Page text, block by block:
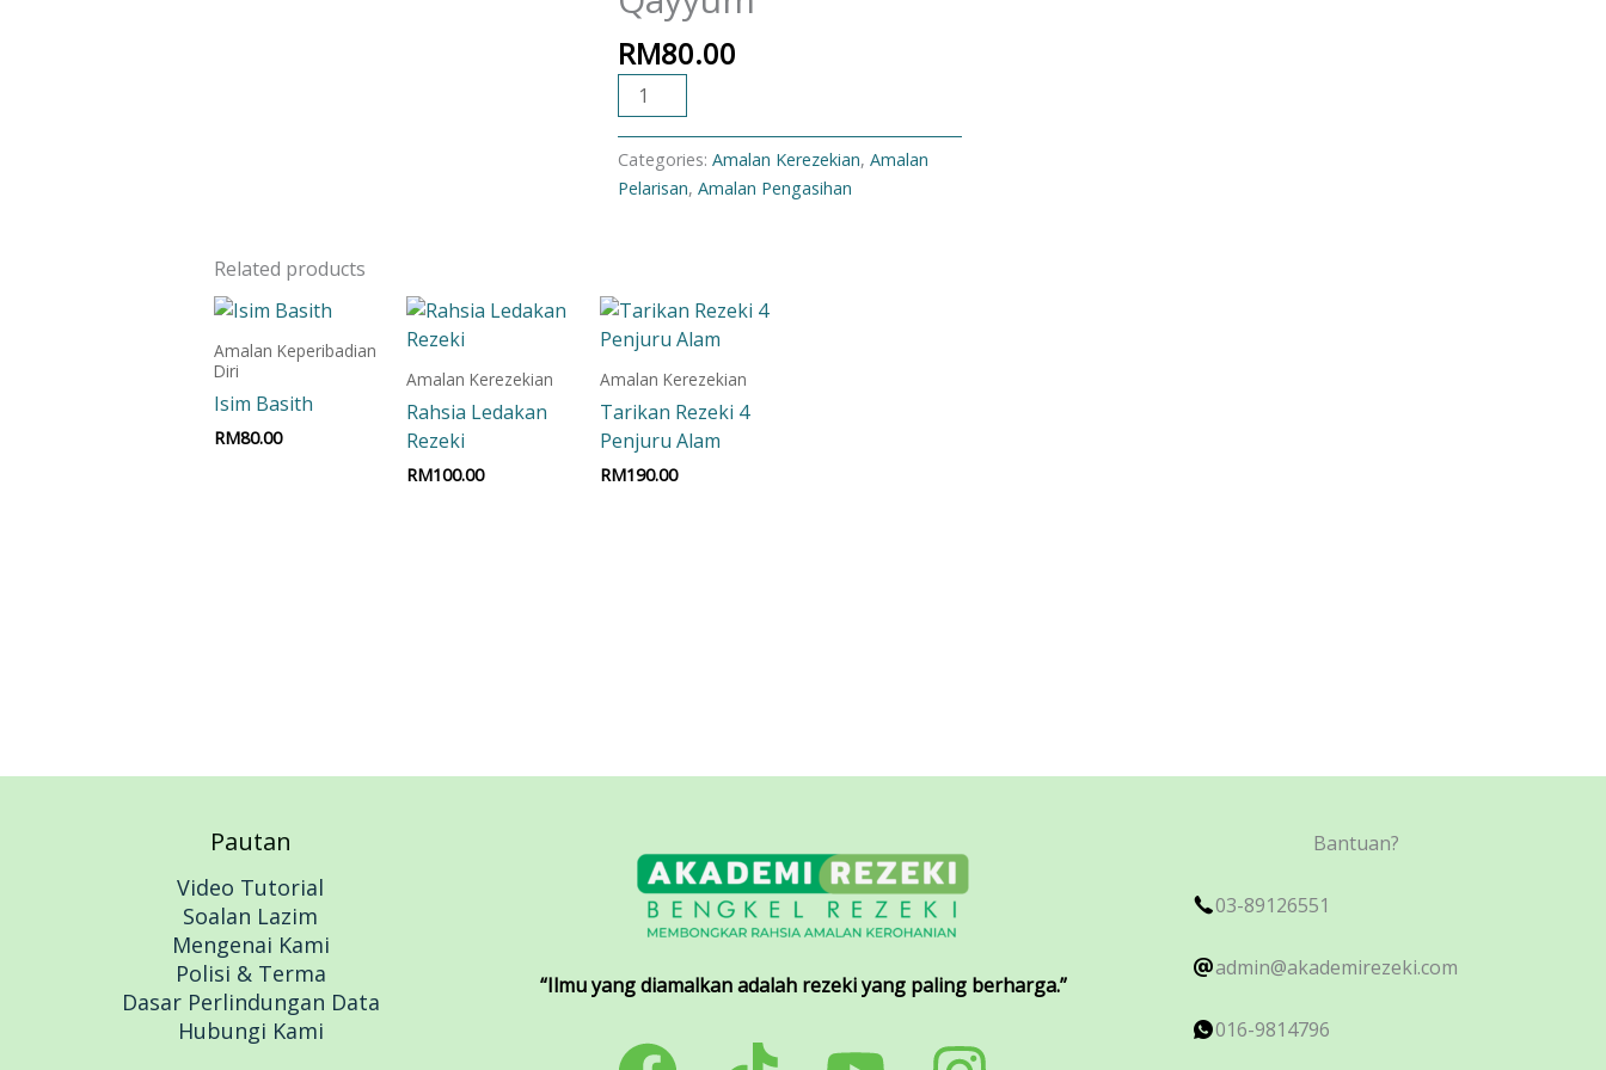
RM80.00
Categories:Amalan Kerezekian,Amalan
Pelarisan,Amalan Pengasihan
Related products
Amalan Keperibadian
Diri
Isim Basith
RM80.00
Amalan Kerezekian
Rahsia Ledakan
Rezeki
RM100.00
Amalan Kerezekian
Tarikan Rezeki 4
Penjuru Alam
RM190.00
Pautan
Video Tutorial
Soalan Lazim
Mengenai Kami
Polisi & Terma
Dasar Perlindungan Data
Hubungi Kami
“Ilmu yang diamalkan adalah rezeki yang paling berharga.”
Bantuan?
03-89126551
admin@akademirezeki.com
016-9814796